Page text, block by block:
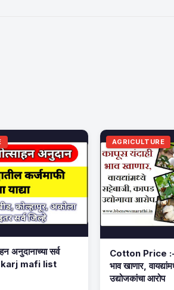
अनुदानाच्या सर्व
karj mafi list
AGRICULTURE
Cotton Price :-
भाव खाणार,
उद्योजकांचा आरोप